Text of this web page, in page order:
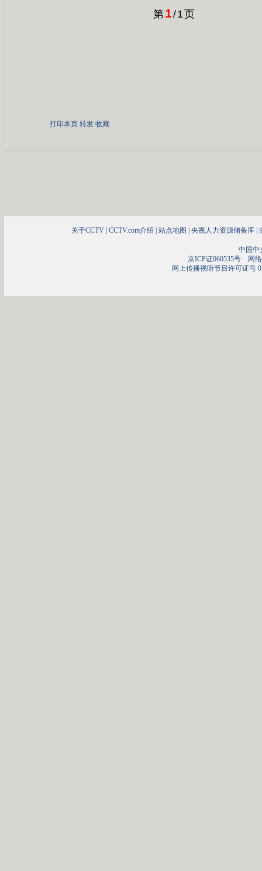
第1/1页
打印本页 转发 收藏
关于CCTV | CCTV.com介绍 | 站点地图 | 央视人力资源储备库 |
中国中
京ICP证060535号网络
网上传播视听节目许可证号